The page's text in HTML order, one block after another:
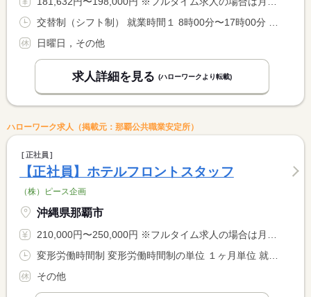
日曜日，その他
求人詳細を見る (ハローワークより転載)
ハローワーク求人（掲載元：那覇公共職業安定所）
正社員
【正社員】ホテルフロントスタッフ
（株）ピース企画
沖縄県那覇市
210,000円〜250,000円 ※フルタイム求人の場合は月額（換算額）、パート求人の場合は時間額を表示しています。
その他